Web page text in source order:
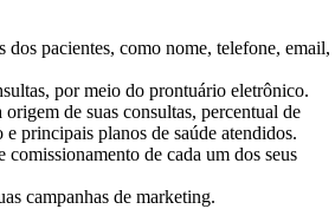
dos pacientes, como nome, telefone, email,
por meio do prontuário eletrônico.
origem de suas consultas, percentual de
e principais planos de saúde atendidos.
comissionamento de cada um dos seus
campanhas de marketing.